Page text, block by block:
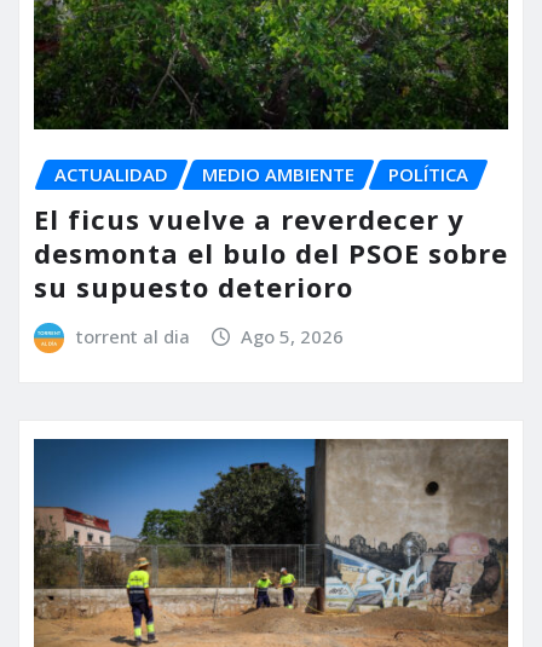
ACTUALIDAD MEDIO AMBIENTE POLÍTICA
El ficus vuelve a reverdecer y
desmonta el bulo del PSOE sobre
su supuesto deterioro
torrent al dia Ago 5, 2026